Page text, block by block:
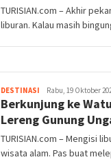
TURISIAN.com – Akhir
liburan. Kalau masih
DESTINASI Iwan
Gunawan
Rabu, 19 Oktober
Berkunjung ke
Lereng Gunung
TURISIAN.com – Mengisi
wisata alam. Pas buat